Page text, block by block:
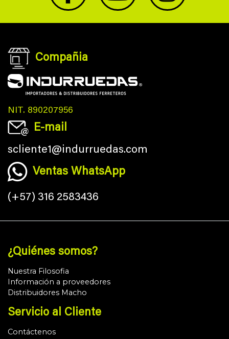
Compañia
NIT. 890207956
E-mail
scliente1@indurruedas.com
Ventas WhatsApp
(+57) 316 2583436
¿Quiénes somos?
Nuestra Filosofia
Información a proveedores
Distribuidores Macho
Servicio al Cliente
Contáctenos